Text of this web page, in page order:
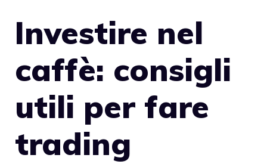
Investire nel
caffè: consigli
utili per fare
trading